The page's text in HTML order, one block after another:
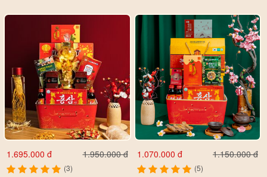
1.695.000 đ 1.950.000 đ
(3)
1.070.000 đ 1.150.000 đ
(5)